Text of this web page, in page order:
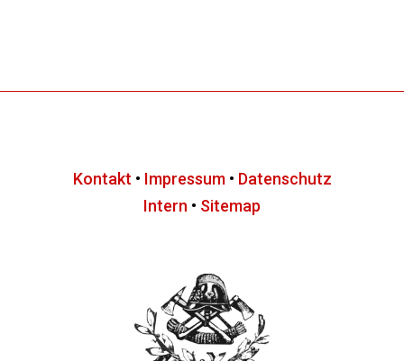
Kontakt • Impressum • Datenschutz
Intern • Sitemap